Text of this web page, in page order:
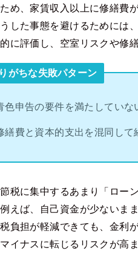
め、家賃収入以上に修繕費
した事態を避けるためには
に評価し、空室リスクや修
がちな失敗パターン
色申告の要件を満たしていな
繕費と資本的支出を混同して
税に集中するあまり「ロー
えば、自己資金が少ないま
負担が軽減できても、金利
イナスに転じるリスクが高ま